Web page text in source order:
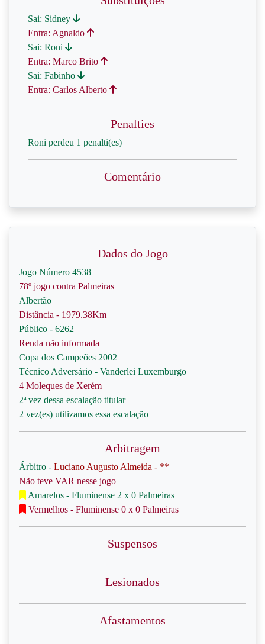
Sai: Sidney
Entra: Agnaldo
Sai: Roni
Entra: Marco Brito
Sai: Fabinho
Entra: Carlos Alberto
Penalties
Roni perdeu 1 penalti(es)
Comentário
Dados do Jogo
Jogo Número 4538
78º jogo contra Palmeiras
Albertão
Distância - 1979.38Km
Público - 6262
Renda não informada
Copa dos Campeões 2002
Técnico Adversário - Vanderlei Luxemburgo
4 Moleques de Xerém
2ª vez dessa escalação titular
2 vez(es) utilizamos essa escalação
Arbitragem
Árbitro - Luciano Augusto Almeida - **
Não teve VAR nesse jogo
Amarelos - Fluminense 2 x 0 Palmeiras
Vermelhos - Fluminense 0 x 0 Palmeiras
Suspensos
Lesionados
Afastamentos